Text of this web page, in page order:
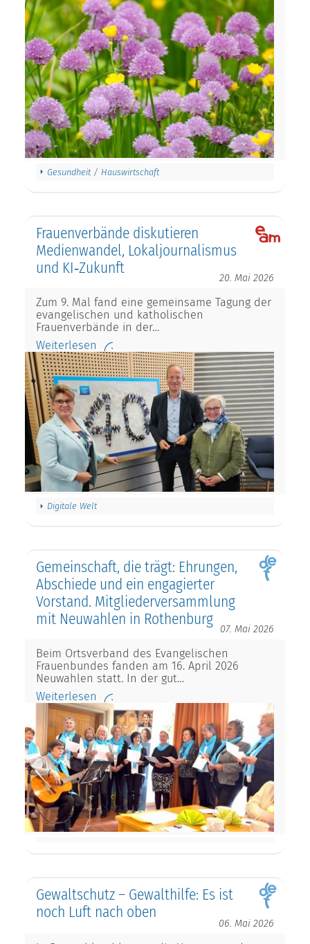
Gesundheit / Hauswirtschaft
Frauenverbände diskutieren
Medienwandel, Lokaljournalismus
und KI‑Zukunft
20. Mai 2026
Zum 9. Mal fand eine gemeinsame Tagung der
evangelischen und katholischen
Frauenverbände in der…
Weiterlesen
Digitale Welt
Gemeinschaft, die trägt: Ehrungen,
Abschiede und ein engagierter
Vorstand. Mitgliederversammlung
mit Neuwahlen in Rothenburg
07. Mai 2026
Beim Ortsverband des Evangelischen
Frauenbundes fanden am 16. April 2026
Neuwahlen statt. In der gut…
Weiterlesen
Gewaltschutz – Gewalthilfe: Es ist
noch Luft nach oben
06. Mai 2026